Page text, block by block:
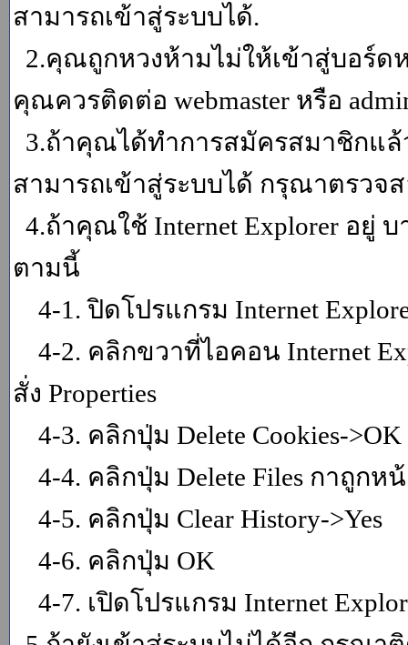
สามารถเข้าสู่ระบบได้.
2.คุณถูกหวงห้ามไม่ให้เข้าสู่บอร์ด
คุณควรติดต่อ webmaster หรือ
3.ถ้าคุณได้ทำการสมัครสมาชิกแ
สามารถเข้าสู่ระบบได้ กรุณาตรวจส
4.ถ้าคุณใช้ Internet Explorer อยู่
ตามนี้
4-1. ปิดโปรแกรม Internet
4-2. คลิกขวาที่ไอคอน Internet
สั่ง Properties
4-3. คลิกปุ่ม Delete Cookies->OK
4-4. คลิกปุ่ม Delete Files กาถูกหน้
4-5. คลิกปุ่ม Clear History->Yes
4-6. คลิกปุ่ม OK
4-7. เปิดโปรแกรม Internet